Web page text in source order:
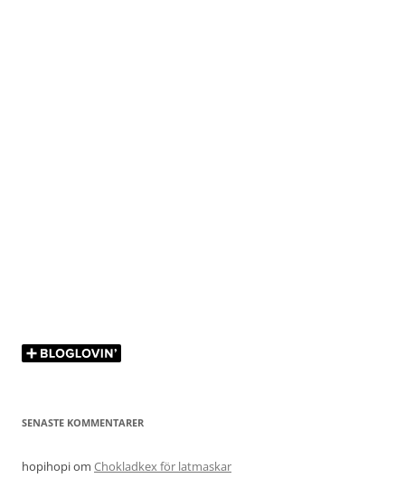
SENASTE KOMMENTARER
hopihopiom Chokladkex för latmaskar